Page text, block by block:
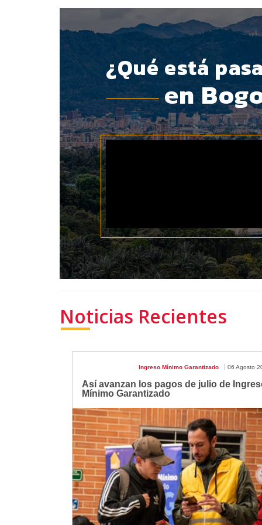
Noticias Recientes
Ingreso Mínimo Garantizado 06 Agosto
Así avanzan los pagos de julio de
Mínimo Garantizado